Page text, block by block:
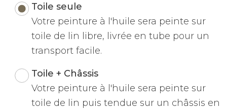
Toile seule
Votre peinture à l'huile sera peinte sur
toile de lin libre, livrée en tube pour un
transport facile.
Toile + Châssis
Votre peinture à l'huile sera peinte sur
toile de lin puis tendue sur un châssis en